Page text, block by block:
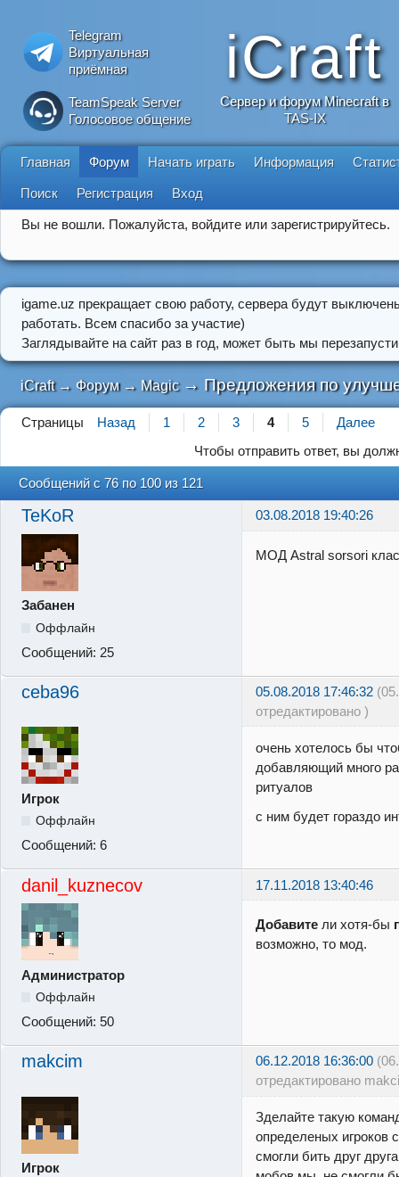
Telegram
Виртуальная
приёмная
TeamSpeak Server
Голосовое общение
iCraft
Сервер и форум Minecraft в
TAS-IX
Главная Форум Начать играть Информация
Поиск Регистрация Вход
Вы не вошли. Пожалуйста, войдите или зарегистрируйтесь.
igame.uz прекращает свою работу, сервера будут
работать. Всем спасибо за участие)
Заглядывайте на сайт раз в год, может быть мы
iCraft → Форум → Magic → Предложения по
Страницы Назад 1 2 3 4 5
Далее
Чтобы отправить ответ, вы
Сообщений с 76 по 100 из 121
TeKoR 03.08.2018 19:40:26
Забанен
Оффлайн
Сообщений: 25
МОД Astral sorsori
ceba96 05.08.2018 17:46:32
отредактировано )
Игрок
Оффлайн
Сообщений: 6
очень хотелось бы
добавляющий много
ритуалов
с ним будет гораздо
danil_kuznecov 17.11.2018 13:40:46
Администратор
Оффлайн
Сообщений: 50
Добавите ли хотя-бы
возможно, то мод.
makcim 06.12.2018 16:36:00
отредактировано
Игрок
Зделайте такую
определеных игроков
смогли бить друг